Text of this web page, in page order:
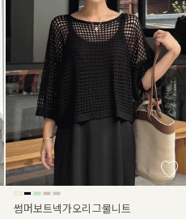
썸머보트넥가오리그물니트